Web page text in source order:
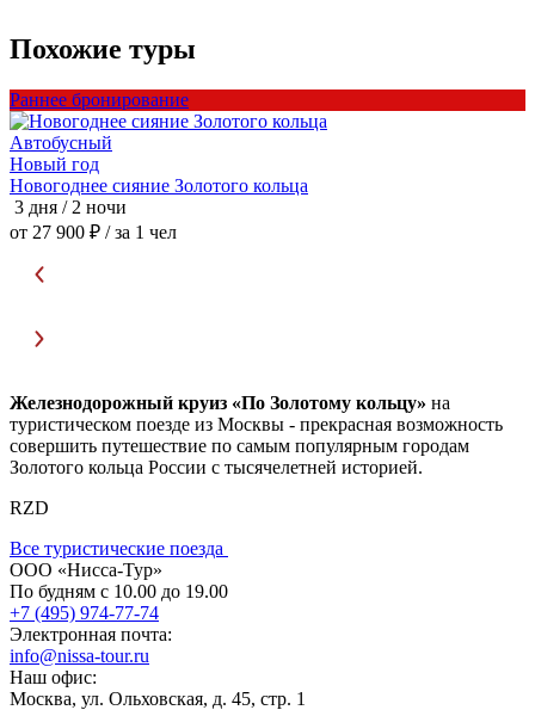
Похожие туры
Раннее бронирование
Автобусный
Новый год
Новогоднее сияние Золотого кольца
3 дня / 2 ночи
от 27 900 ₽ / за 1 чел
Железнодорожный круиз «По Золотому кольцу» на
туристическом поезде из Москвы - прекрасная возможность
совершить путешествие по самым популярным городам
Золотого кольца России с тысячелетней историей.
RZD
Все туристические поезда
ООО «Нисса-Тур»
По будням с 10.00 до 19.00
+7 (495) 974-77-74
Электронная почта:
info@nissa-tour.ru
Наш офис:
Москва, ул. Ольховская, д. 45, стр. 1